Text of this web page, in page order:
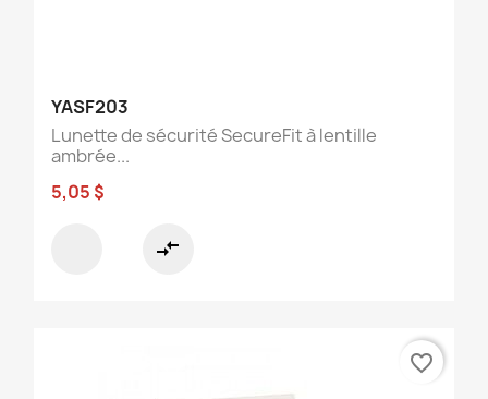
YASF203
Lunette de sécurité SecureFit à lentille
ambrée...
5,05 $
compare_arrows
favorite_border